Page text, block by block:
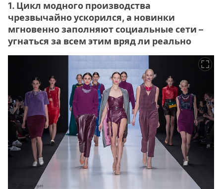
1. Цикл модного производства
чрезвычайно ускорился, а новинки
мгновенно заполняют социальные сети –
угнаться за всем этим вряд ли реально